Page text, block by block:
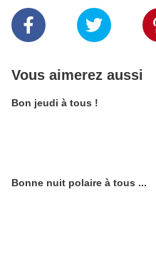
Vous aimerez aussi
Bon jeudi à tous !
Bonne nuit polaire à tous ...